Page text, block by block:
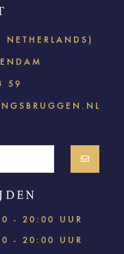
59
- 20:00 UUR
- 20:00 UUR